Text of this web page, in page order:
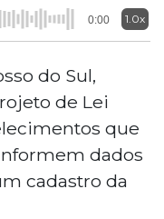
0:00 1.0x
do Sul,
de Lei
que
dados
cadastro da